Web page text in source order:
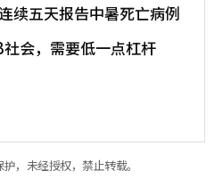
续五天报告中暑死亡病例
社会，需要低一点杠杆
，未经授权，禁止转载。